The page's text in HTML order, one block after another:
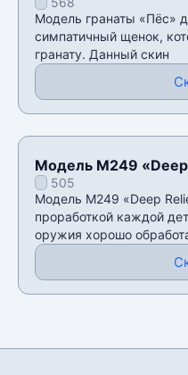
Модель гранаты «Пёс»
симпатичный щенок,
гранату. Данный скин
Модель M249
505
Модель M249 «Deep
проработкой каждой
оружия хорошо